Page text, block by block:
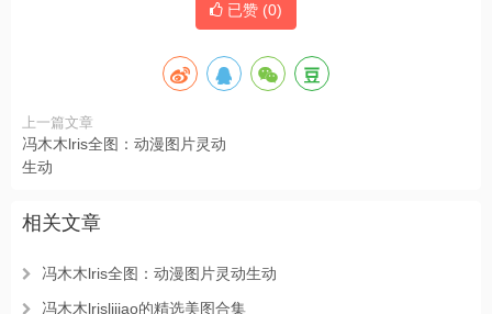
已赞 (0)
上一篇文章
冯木木lris全图：动漫图片灵动
生动
相关文章
冯木木lris全图：动漫图片灵动生动
冯木木lrislijiao的精选美图合集